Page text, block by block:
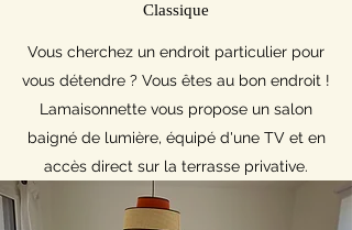
Classique
Vous cherchez un endroit particulier pour
vous détendre ? Vous êtes au bon endroit !
Lamaisonnette vous propose un salon
baigné de lumière, équipé d'une TV et en
accès direct sur la terrasse privative.